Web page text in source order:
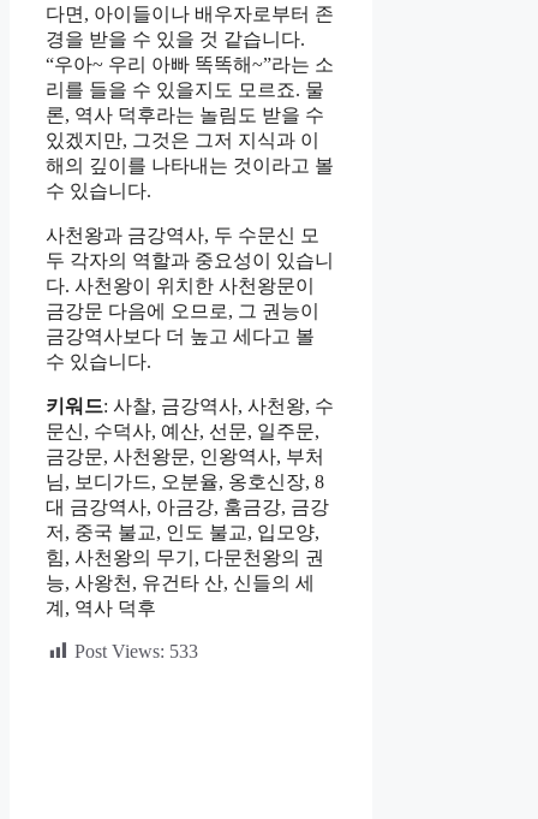
다면, 아이들이나 배우자로부터 존
경을 받을 수 있을 것 같습니다.
“우아~ 우리 아빠 똑똑해~”라는 소
리를 들을 수 있을지도 모르죠. 물
론, 역사 덕후라는 놀림도 받을 수
있겠지만, 그것은 그저 지식과 이
해의 깊이를 나타내는 것이라고 볼
수 있습니다.
사천왕과 금강역사, 두 수문신 모
두 각자의 역할과 중요성이 있습니
다. 사천왕이 위치한 사천왕문이
금강문 다음에 오므로, 그 권능이
금강역사보다 더 높고 세다고 볼
수 있습니다.
키워드: 사찰, 금강역사, 사천왕, 수
문신, 수덕사, 예산, 선문, 일주문,
금강문, 사천왕문, 인왕역사, 부처
님, 보디가드, 오분율, 옹호신장, 8
대 금강역사, 아금강, 훔금강, 금강
저, 중국 불교, 인도 불교, 입모양,
힘, 사천왕의 무기, 다문천왕의 권
능, 사왕천, 유건타 산, 신들의 세
계, 역사 덕후
Post Views: 533